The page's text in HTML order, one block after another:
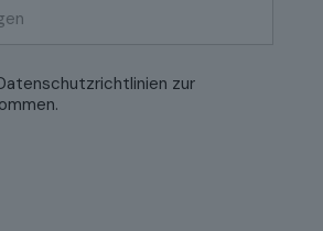
(erforderlich) zur